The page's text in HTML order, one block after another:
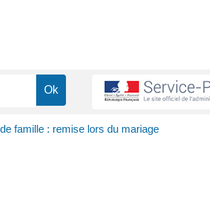
famille : remise lors du mariage